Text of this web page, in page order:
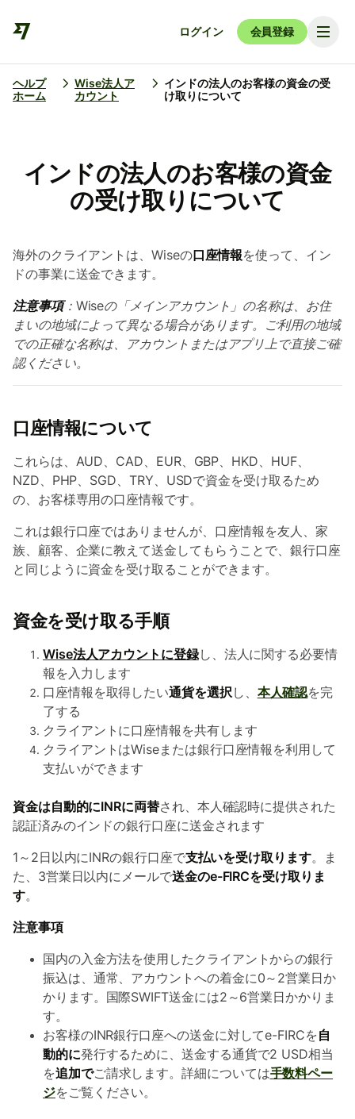
ログイン 会員登録
ヘルプ
ホーム
Wise法人ア
カウント
インドの法人のお客様の資金の受
け取りについて
インドの法人のお客様の資金
の受け取りについて
海外のクライアントは、Wiseの口座情報を使って、イン
ドの事業に送金できます。
注意事項： Wiseの「メインアカウント」の名称は、お住
まいの地域によって異なる場合があります。ご利用の地域
での正確な名称は、アカウントまたはアプリ上で直接ご確
認ください。
口座情報について
これらは、AUD、CAD、EUR、GBP、HKD、HUF、
NZD、PHP、SGD、TRY、USDで資金を受け取るため
の、お客様専用の口座情報です。
これは銀行口座ではありませんが、口座情報を友人、家
族、顧客、企業に教えて送金してもらうことで、銀行口座
と同じように資金を受け取ることができます。
資金を受け取る手順
Wise法人アカウントに登録し、法人に関する必要情
報を入力します
口座情報を取得したい通貨を選択し、 本人確認を完
了する
クライアントに口座情報を共有します
クライアントはWiseまたは銀行口座情報を利用して
支払いができます
資金は自動的にINRに両替され、本人確認時に提供された
認証済みのインドの銀行口座に送金されます
1～2日以内にINRの銀行口座で支払いを受け取ります。
ま
た、3営業日以内にメールで送金のe-FIRCを受け取りま
す。
注意事項
国内の入金方法を使用したクライアントからの銀行
振込は、通常、アカウントへの着金に0～2営業日か
かります。国際SWIFT送金には2～6営業日かかりま
す。
お客様のINR銀行口座への送金に対してe-FIRCを自
動的に発行するために、送金する通貨で2 USD相当
を追加でご請求します。詳細については手数料ペー
ジをご覧ください。